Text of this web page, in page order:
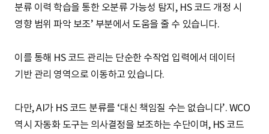
분류 이력 학습을 통한 오분류 가능성 탐지, HS 코드 개정 시
영향 범위 파악 보조’ 부분에서 도움을 줄 수 있습니다.
이를 통해 HS 코드 관리는 단순한 수작업 입력에서 데이터
기반 관리 영역으로 이동하고 있습니다.
다만, AI가 HS 코드 분류를 ‘대신 책임질 수는 없습니다’. WCO
역시 자동화 도구는 의사결정을 보조하는 수단이며, HS 코드